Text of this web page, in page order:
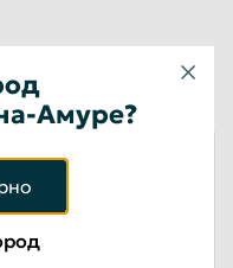
в
ПО
Амуре?